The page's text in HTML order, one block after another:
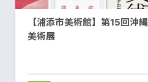
【浦添市美術館】第15回沖
美術展